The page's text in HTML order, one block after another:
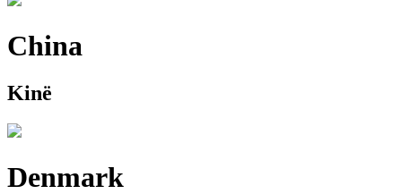
China
Kinë
Denmark